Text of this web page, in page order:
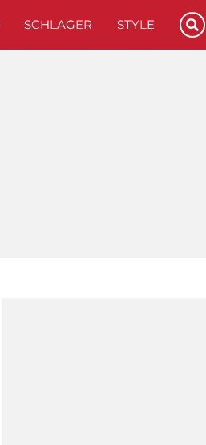
SCHLAGER STYLE